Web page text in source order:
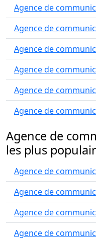
Agence de
Agence de
Agence de
Agence de
Agence de
Agence de
Agence de
les plus
Agence de
Agence de
Agence de
Agence de